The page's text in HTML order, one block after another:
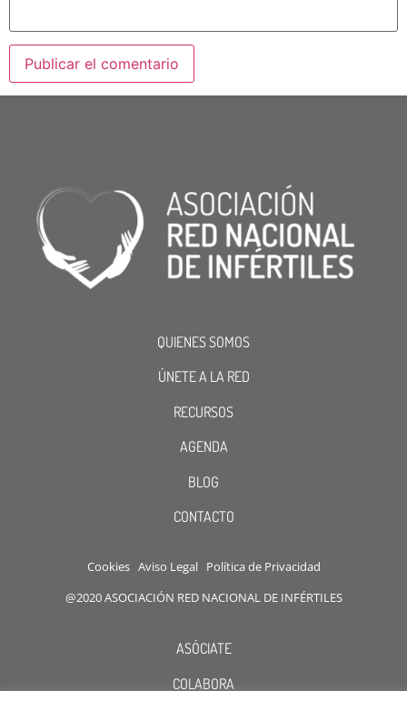
QUIENES SOMOS
ÚNETE A LA RED
RECURSOS
AGENDA
BLOG
CONTACTO
Cookies Aviso Legal Política de Privacidad
@2020 ASOCIACIÓN RED NACIONAL DE INFÉRTILES
ASÓCIATE
COLABORA